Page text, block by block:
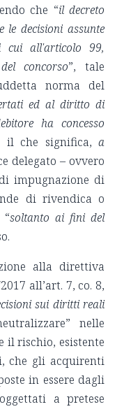
che “il decreto
le decisioni assunte
cui all'articolo 99,
concorso”, tale
norma del
ed al diritto di
ha concesso
il che significa,a
delegato – ovvero
impugnazione di
di rivendica o
“soltanto ai fini del
alla direttiva
all’art. 7, co. 8,
sui diritti reali
nelle
il rischio, esistente
che gli acquirenti
in essere dagli
a pretese